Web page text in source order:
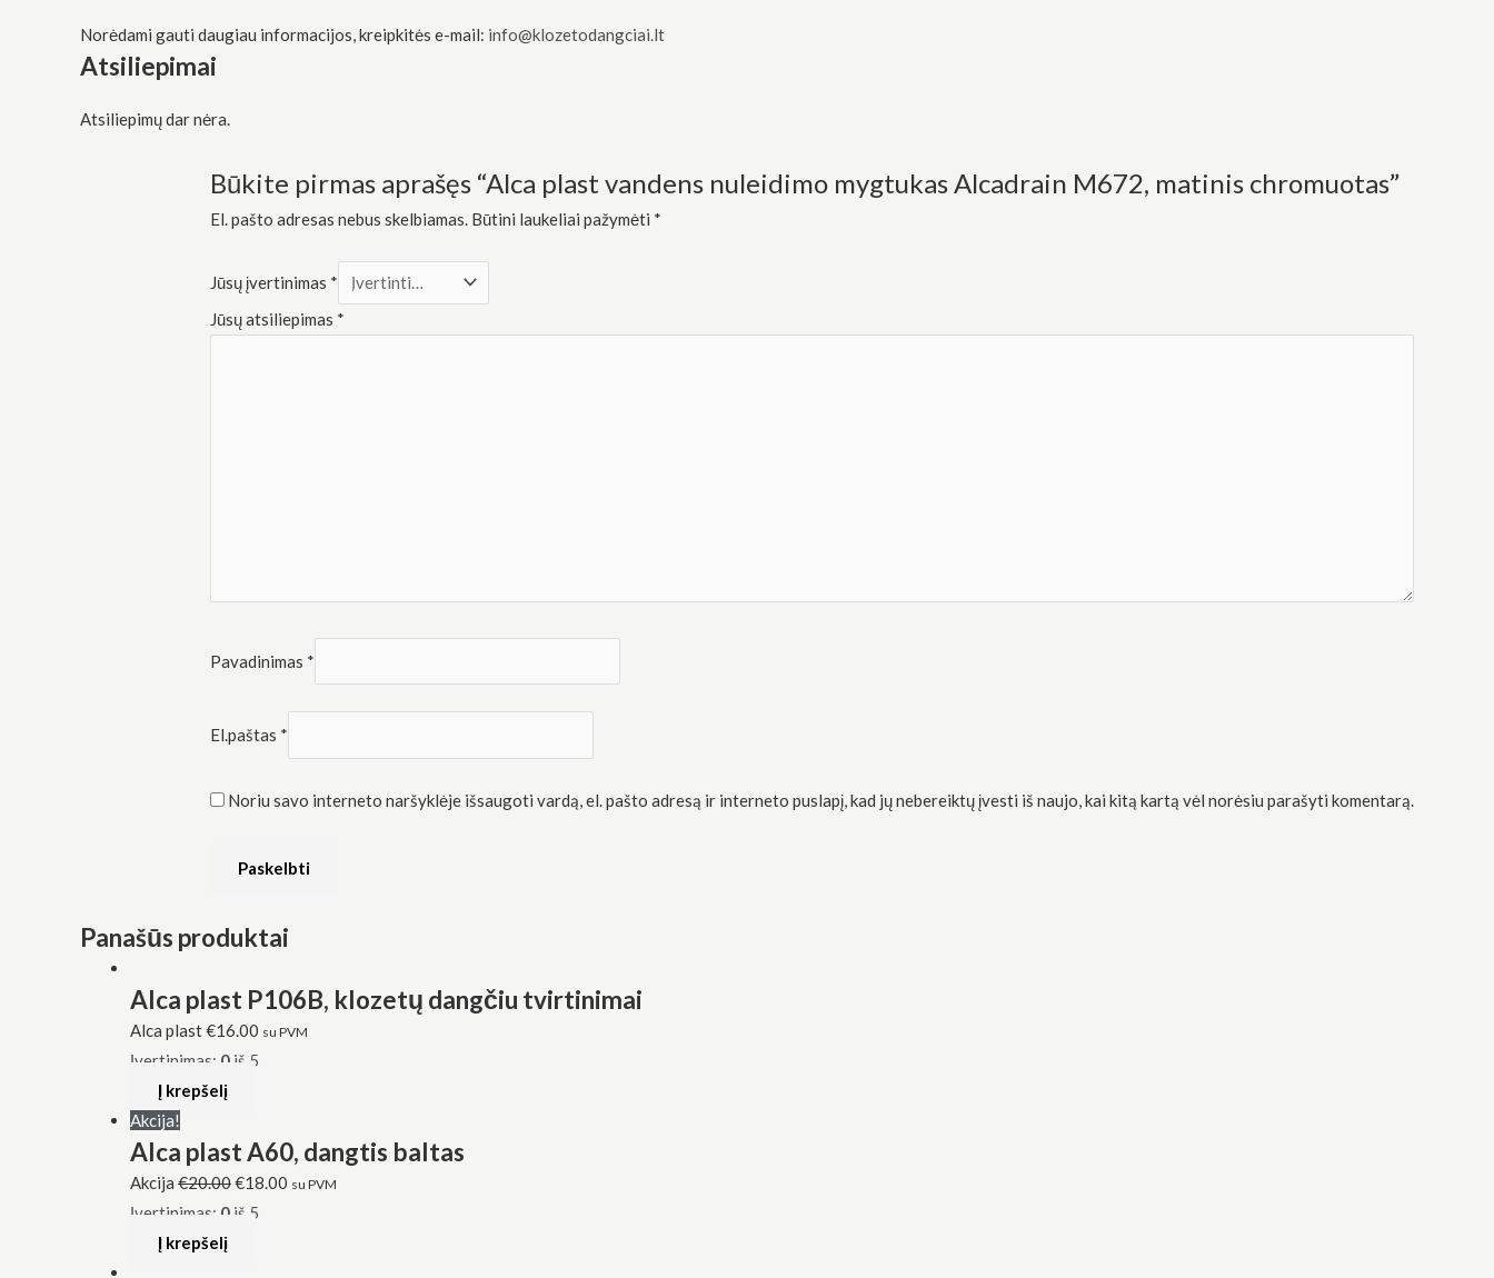
Norėdami gauti daugiau informacijos, kreipkitės e-mail: info@klozetodangciai.lt
Atsiliepimai
Atsiliepimų dar nėra.
Būkite pirmas aprašęs “Alca plast vandens nuleidimo mygtukas Alcadrain M672, matinis chromuotas”
El. pašto adresas nebus skelbiamas. Būtini laukeliai pažymėti *
Jūsų įvertinimas *
Jūsų atsiliepimas *
Pavadinimas *
El.paštas *
Noriu savo interneto naršyklėje išsaugoti vardą, el. pašto adresą ir interneto puslapį, kad jų nebereiktų įvesti iš naujo, kai kitą kartą vėl norėsiu parašyti komentarą.
Panašūs produktai
Alca plast P106B, klozetų dangčiu tvirtinimai
Alca plast€16.00 su PVM
Įvertinimas: 0 iš 5
Į krepšelį
Akcija!
Alca plast A60, dangtis baltas
Akcija €20.00€18.00 su PVM
Įvertinimas: 0 iš 5
Į krepšelį
šių slapukų,
kai kurios